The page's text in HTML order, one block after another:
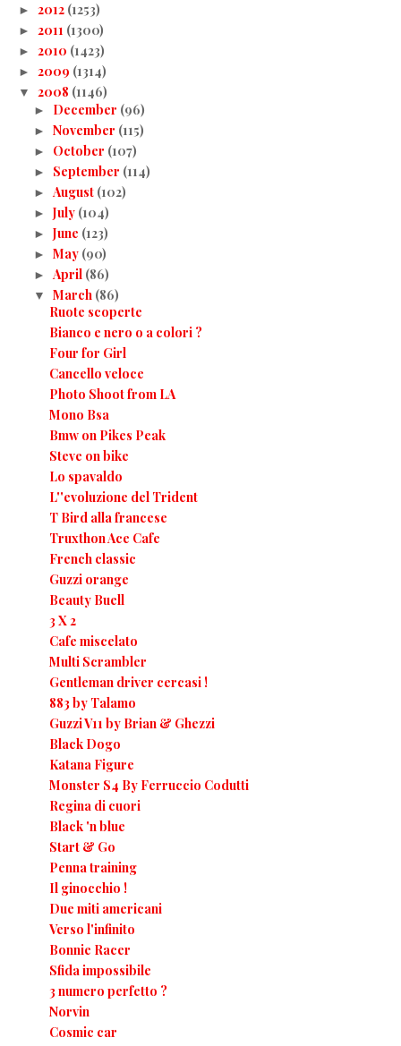
► 2012 (1253)
► 2011 (1300)
► 2010 (1423)
► 2009 (1314)
▼ 2008 (1146)
► December (96)
► November (115)
► October (107)
► September (114)
► August (102)
► July (104)
► June (123)
► May (90)
► April (86)
▼ March (86)
Ruote scoperte
Bianco e nero o a colori ?
Four for Girl
Cancello veloce
Photo Shoot from LA
Mono Bsa
Bmw on Pikes Peak
Steve on bike
Lo spavaldo
L''evoluzione del Trident
T Bird alla francese
Truxthon Ace Cafe
French classic
Guzzi orange
Beauty Buell
3 X 2
Cafe miscelato
Multi Scrambler
Gentleman driver cercasi !
883 by Talamo
Guzzi V11 by Brian & Ghezzi
Black Dogo
Katana Figure
Monster S4 By Ferruccio Codutti
Regina di cuori
Black 'n blue
Start & Go
Penna training
Il ginocchio !
Due miti americani
Verso l'infinito
Bonnie Racer
Sfida impossibile
3 numero perfetto ?
Norvin
Cosmic car